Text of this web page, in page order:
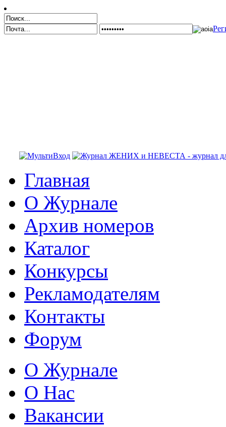
Главная
О Журнале
Архив номеров
Каталог
Конкурсы
Рекламодателям
Контакты
Форум
О Журнале
О Нас
Вакансии